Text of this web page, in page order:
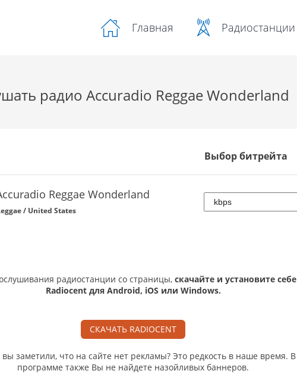
Главная Радиостанции
радио Accuradio Reggae Wonderland
Выбор битрейта
Reggae Wonderland
/ United States
радиостанции со страницы, скачайте и установите себе
Radiocent для Android, iOS или Windows.
СКАЧАТЬ RADIOCENT
вы заметили, что на сайте нет рекламы? Это редкость в наше время. В
программе также Вы не найдете назойливых баннеров.